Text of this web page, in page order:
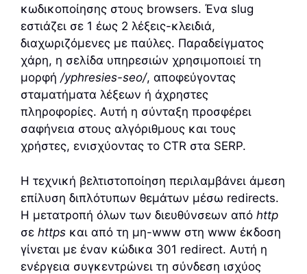
κωδικοποίησης στους browsers. Ένα slug
εστιάζει σε 1 έως 2 λέξεις-κλειδιά,
διαχωριζόμενες με παύλες. Παραδείγματος
χάρη, η σελίδα υπηρεσιών χρησιμοποιεί τη
μορφή /yphresies-seo/, αποφεύγοντας
σταματήματα λέξεων ή άχρηστες
πληροφορίες. Αυτή η σύνταξη προσφέρει
σαφήνεια στους αλγόριθμους και τους
χρήστες, ενισχύοντας το CTR στα SERP.
Η τεχνική βελτιστοποίηση περιλαμβάνει άμεση
επίλυση διπλότυπων θεμάτων μέσω redirects.
Η μετατροπή όλων των διευθύνσεων από http
σε https και από τη μη-www στη www έκδοση
γίνεται με έναν κώδικα 301 redirect. Αυτή η
ενέργεια συγκεντρώνει τη σύνδεση ισχύος